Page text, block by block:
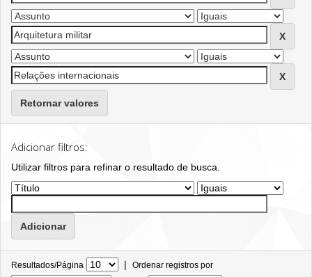
Retornar valores
Adicionar filtros:
Utilizar filtros para refinar o resultado de busca.
Resultados/Página | Ordenar registros por